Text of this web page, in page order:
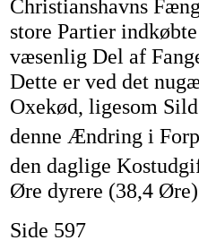
Christianshavns
store Partier
væsenlig Del af
Dette er ved det
Oxekød, ligesom
denne Ændring i
den daglige
Øre dyrere (38,4
Side 597